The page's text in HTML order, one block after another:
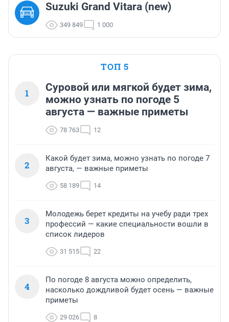
Suzuki Grand Vitara (new)
349 849 1 000
ТОП 5
1
Суровой или мягкой будет зима,
можно узнать по погоде 5
августа — важные приметы
78 763 12
2
Какой будет зима, можно узнать по погоде 7
августа, — важные приметы
58 189 14
3
Молодежь берет кредиты на учебу ради трех
профессий — какие специальности вошли в
список лидеров
31 515 22
4
По погоде 8 августа можно определить,
насколько дождливой будет осень — важные
приметы
29 026 8